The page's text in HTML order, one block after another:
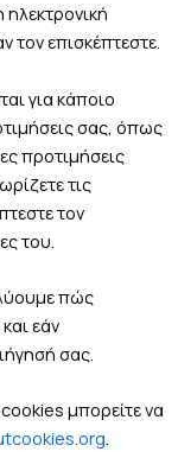
τον επισκέπτεστε.
για κάποιο
σας, όπως
προτιμήσεις
τις
τον
του.
πώς
εάν
σας.
μπορείτε να
.